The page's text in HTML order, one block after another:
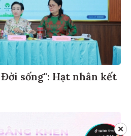
sống": Hạt nhân kết
✕